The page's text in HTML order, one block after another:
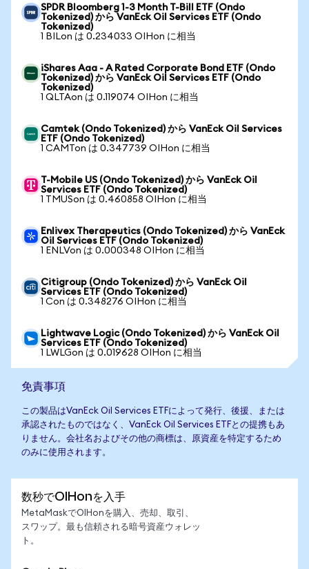
SPDR Bloomberg 1-3 Month T-Bill ETF (Ondo
Tokenized) から VanEck Oil Services ETF (Ondo
Tokenized)
1 BILon は 0.234033 OIHon に相当
iShares Aaa - A Rated Corporate Bond ETF (Ondo
Tokenized) から VanEck Oil Services ETF (Ondo
Tokenized)
1 QLTAon は 0.119074 OIHon に相当
Camtek (Ondo Tokenized) から VanEck Oil Services
ETF (Ondo Tokenized)
1 CAMTon は 0.347739 OIHon に相当
T-Mobile US (Ondo Tokenized) から VanEck Oil
Services ETF (Ondo Tokenized)
1 TMUSon は 0.460858 OIHon に相当
Enlivex Therapeutics (Ondo Tokenized) から VanEck
Oil Services ETF (Ondo Tokenized)
1 ENLVon は 0.000348 OIHon に相当
Citigroup (Ondo Tokenized) から VanEck Oil
Services ETF (Ondo Tokenized)
1 Con は 0.348276 OIHon に相当
Lightwave Logic (Ondo Tokenized) から VanEck Oil
Services ETF (Ondo Tokenized)
1 LWLGon は 0.019628 OIHon に相当
免責事項
この製品はVanEck Oil Services ETFによって発行、後援、または
承認されたものではなく、VanEck Oil Services ETFとの提携もあ
りません。会社名およびその他の商標は、原資産を特定するため
のみに使用されます。
数秒でOIHonを入手
MetaMaskでOIHonを購入、売却、取引、
スワップ。最も信頼される暗号資産ウォレッ
ト。